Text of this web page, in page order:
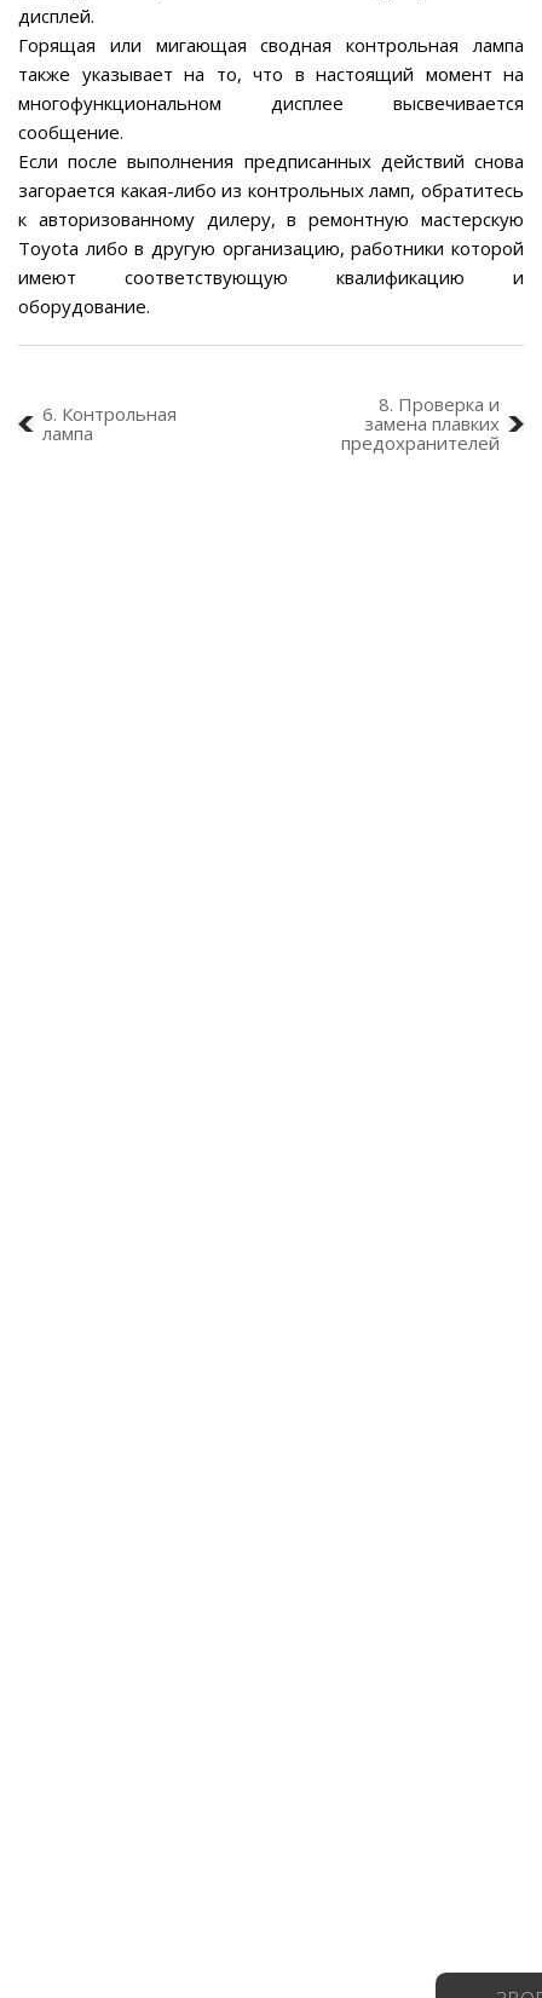
дисплей.
Горящая или мигающая сводная контрольная лампа
также указывает на то, что в настоящий момент на
многофункциональном дисплее высвечивается
сообщение.
Если после выполнения предписанных действий снова
загорается какая-либо из контрольных ламп, обратитесь
к авторизованному дилеру, в ремонтную мастерскую
Toyota либо в другую организацию, работники которой
имеют соответствующую квалификацию и
оборудование.
6. Контрольная
лампа
8. Проверка и
замена плавких
предохранителей